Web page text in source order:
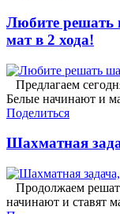
Любите решать
мат в 2 хода!
Предлагаем
Белые начинают и
Поделиться
Шахматная
Продолжаем
начинают и ставят